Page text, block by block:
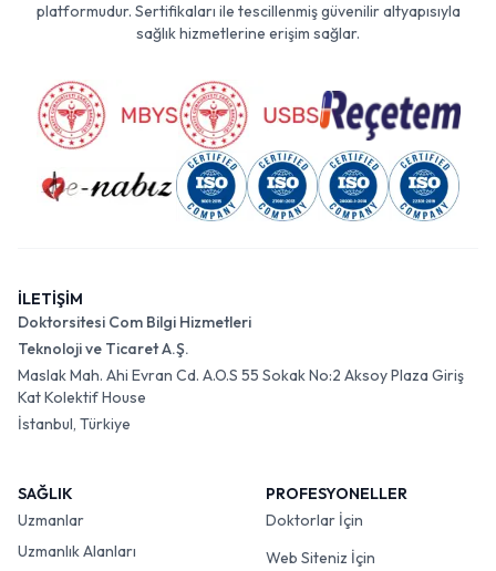
platformudur. Sertifikaları ile tescillenmiş güvenilir altyapısıyla
sağlık hizmetlerine erişim sağlar.
İLETİŞİM
Doktorsitesi Com Bilgi Hizmetleri
Teknoloji ve Ticaret A.Ş.
Maslak Mah. Ahi Evran Cd. A.O.S 55 Sokak No:2 Aksoy Plaza Giriş
Kat Kolektif House
İstanbul, Türkiye
SAĞLIK
Uzmanlar
Uzmanlık Alanları
PROFESYONELLER
Doktorlar İçin
Web Siteniz İçin